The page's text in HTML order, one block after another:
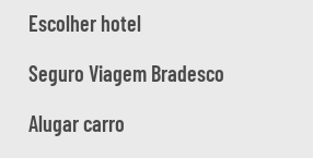
Escolher hotel
Seguro Viagem Bradesco
Alugar carro